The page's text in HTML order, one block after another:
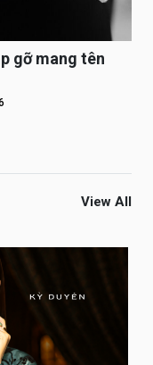
gỡ mang tên
View All